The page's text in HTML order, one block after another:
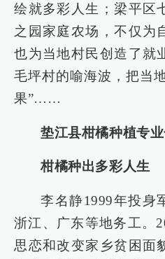
绘就多彩人生；梁平区
之园家庭农场，不仅为
也为当地村民创造了就
毛坪村的喻海波，把当
果”……
垫江县柑橘种植专
柑橘种出多彩人生
李名静1999年投身
浙江、广东等地务工。
思恋和改变家乡贫困面